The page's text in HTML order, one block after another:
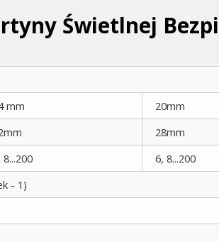
Świetlnej
mm 20mm
28mm
8...200 6, 8...200
- 1)